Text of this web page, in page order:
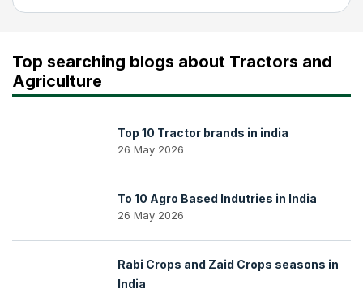
Top searching blogs about Tractors and
Agriculture
Top 10 Tractor brands in india
26 May 2026
To 10 Agro Based Indutries in India
26 May 2026
Rabi Crops and Zaid Crops seasons in
India